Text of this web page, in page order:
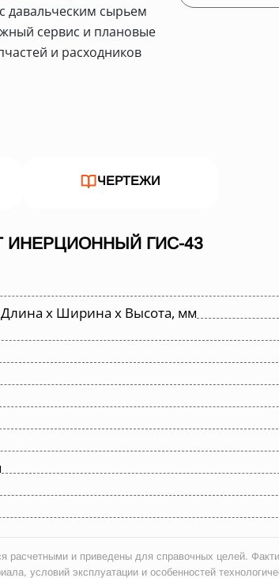
давальческим сырьем
сервис и плановые
и расходников
ЧЕРТЕЖИ
ИНЕРЦИОННЫЙ ГИС-43
х Ширина х Высота, мм
расчетными и приведены для справочных целей.
условий эксплуатации и особенностей